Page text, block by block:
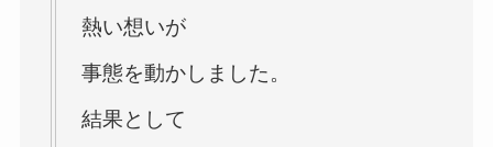
熱い想いが
事態を動かしました。
結果として